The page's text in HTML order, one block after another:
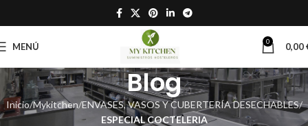
MENÚ 0 0,00
Blog
Inicio Mykitchen ENVASES, VASOS Y CUBERTERÍA DESECHABLES
ESPECIAL COCTELERIA